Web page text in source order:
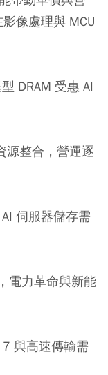
像處理與 MCU
DRAM 受惠 AI
源整合，營運逐
伺服器儲存需
電力革命與新能
與高速傳輸需